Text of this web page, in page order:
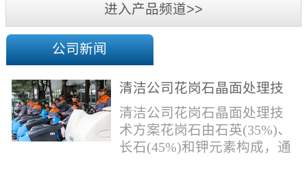
进入产品频道>>
公司新闻
清洁公司花岗石晶面处理技
术方案
清洁公司花岗石晶面处理技
术方案花岗石由石英(35%)、
长石(45%)和钾元素构成，通